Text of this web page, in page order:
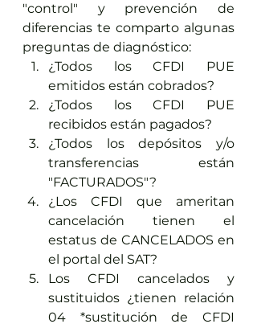
"control" y prevención de
diferencias te comparto algunas
preguntas de diagnóstico:
¿Todos los CFDI PUE
emitidos están cobrados?
¿Todos los CFDI PUE
recibidos están pagados?
¿Todos los depósitos y/o
transferencias están
"FACTURADOS"?
¿Los CFDI que ameritan
cancelación tienen el
estatus de CANCELADOS en
el portal del SAT?
Los CFDI cancelados y
sustituidos ¿tienen relación
04 *sustitución de CFDI